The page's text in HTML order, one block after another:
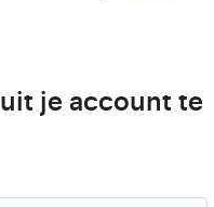
je account te